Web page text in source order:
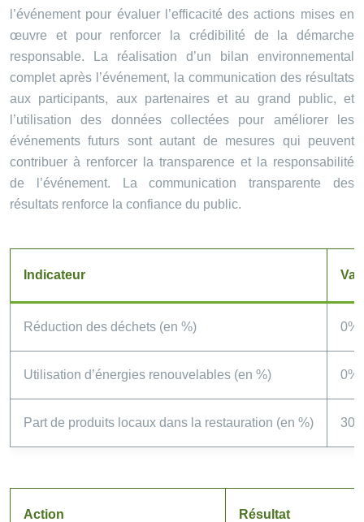
l’événement pour évaluer l’efficacité des actions mises en
œuvre et pour renforcer la crédibilité de la démarche
responsable. La réalisation d’un bilan environnemental
complet après l’événement, la communication des résultats
aux participants, aux partenaires et au grand public, et
l’utilisation des données collectées pour améliorer les
événements futurs sont autant de mesures qui peuvent
contribuer à renforcer la transparence et la responsabilité
de l’événement. La communication transparente des
résultats renforce la confiance du public.
Indicateur
Réduction des déchets (en %) 0%
Utilisation d’énergies renouvelables (en %) 0%
Part de produits locaux dans la restauration (en %)
Action Résultat